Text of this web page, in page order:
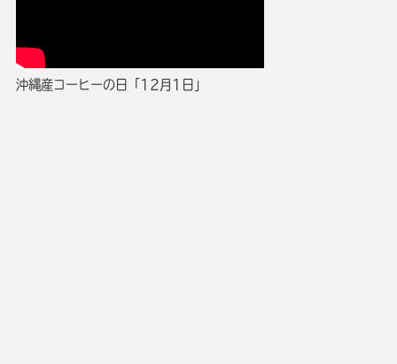
沖縄産コーヒーの日「12月1日」